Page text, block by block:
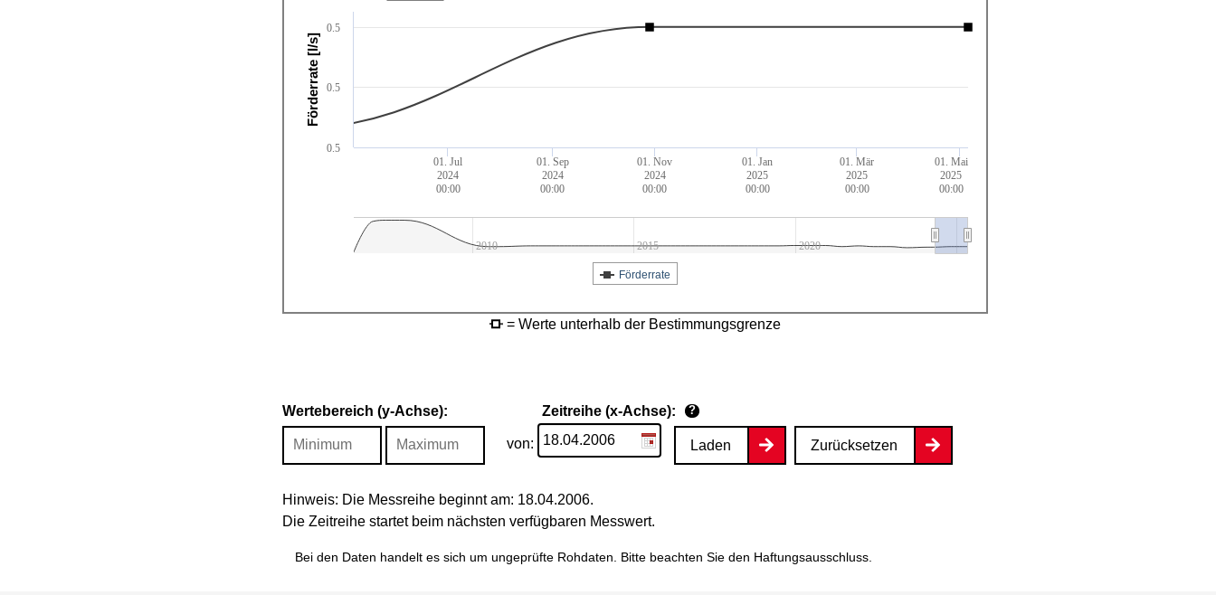
Förderrate [l/s]
01. Jul
2024
00:00
01. Sep
2024
00:00
01. Nov
2024
00:00
01. Jan
2025
00:00
01. Mär
2025
00:00
01. Mai
2025
00:00
2010 2015 2020
0.5
0.5
0.5
Förderrate
= Werte unterhalb der Bestimmungsgrenze
Wertebereich (y-Achse): Zeitreihe (x-Achse): ?
von: Laden Zurücksetzen
Hinweis: Die Messreihe beginnt am: 18.04.2006.
Die Zeitreihe startet beim nächsten verfügbaren Messwert.
Bei den Daten handelt es sich um ungeprüfte Rohdaten. Bitte beachten Sie den Haftungsausschluss.